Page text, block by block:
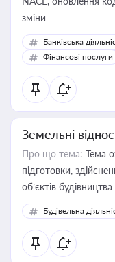
зміни
Банківська
Фінансові послуги
Земельні
Про що тема: Тема
підготовки,
об’єктів будівництва
Будівельна